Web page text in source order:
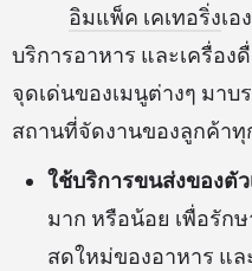
อิมแพ็ค เคเทอริ่งเอ
บริการอาหาร และเครื่อง
จุดเด่นของเมนูต่างๆ มาบ
สถานที่จัดงานของลูกค้า
ใช้บริการขนส่งของตั
มาก หรือน้อย เพื่อรัก
สดใหม่ของอาหาร แล